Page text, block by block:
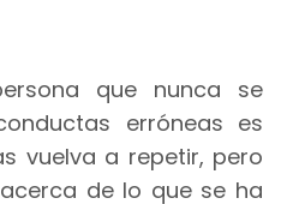
que nunca se
erróneas es
vuelva a repetir, pero
de lo que se ha